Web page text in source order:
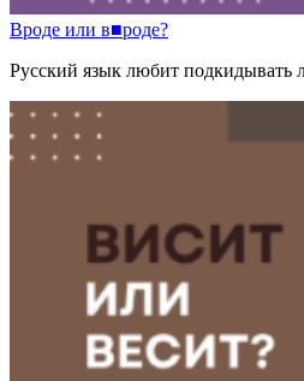
Вроде или в■роде?
Русский язык любит